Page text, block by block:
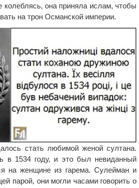
она приняла ислам, чтобы
на трон Османской империи.
стать любимой женой султана.
в 1534 году, и это был невиданный
на женщине из гарема. Сулейман и
парой, они могли часами говорить о